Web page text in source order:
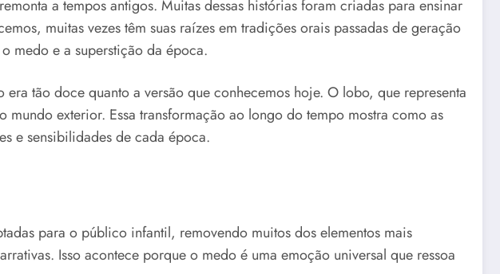
a tempos antigos. Muitas dessas histórias foram criadas para ensinar
muitas vezes têm suas raízes em tradições orais passadas de geração
medo e a superstição da época.
tão doce quanto a versão que conhecemos hoje. O lobo, que representa
exterior. Essa transformação ao longo do tempo mostra como as
e sensibilidades de cada época.
para o público infantil, removendo muitos dos elementos mais
Isso acontece porque o medo é uma emoção universal que ressoa